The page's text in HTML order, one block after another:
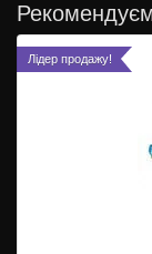
Лідер продажу!